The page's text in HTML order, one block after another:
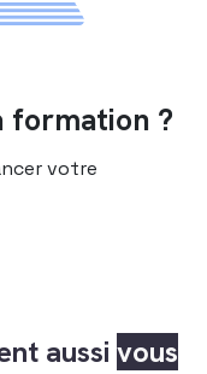
formation ?
votre
aussi vous